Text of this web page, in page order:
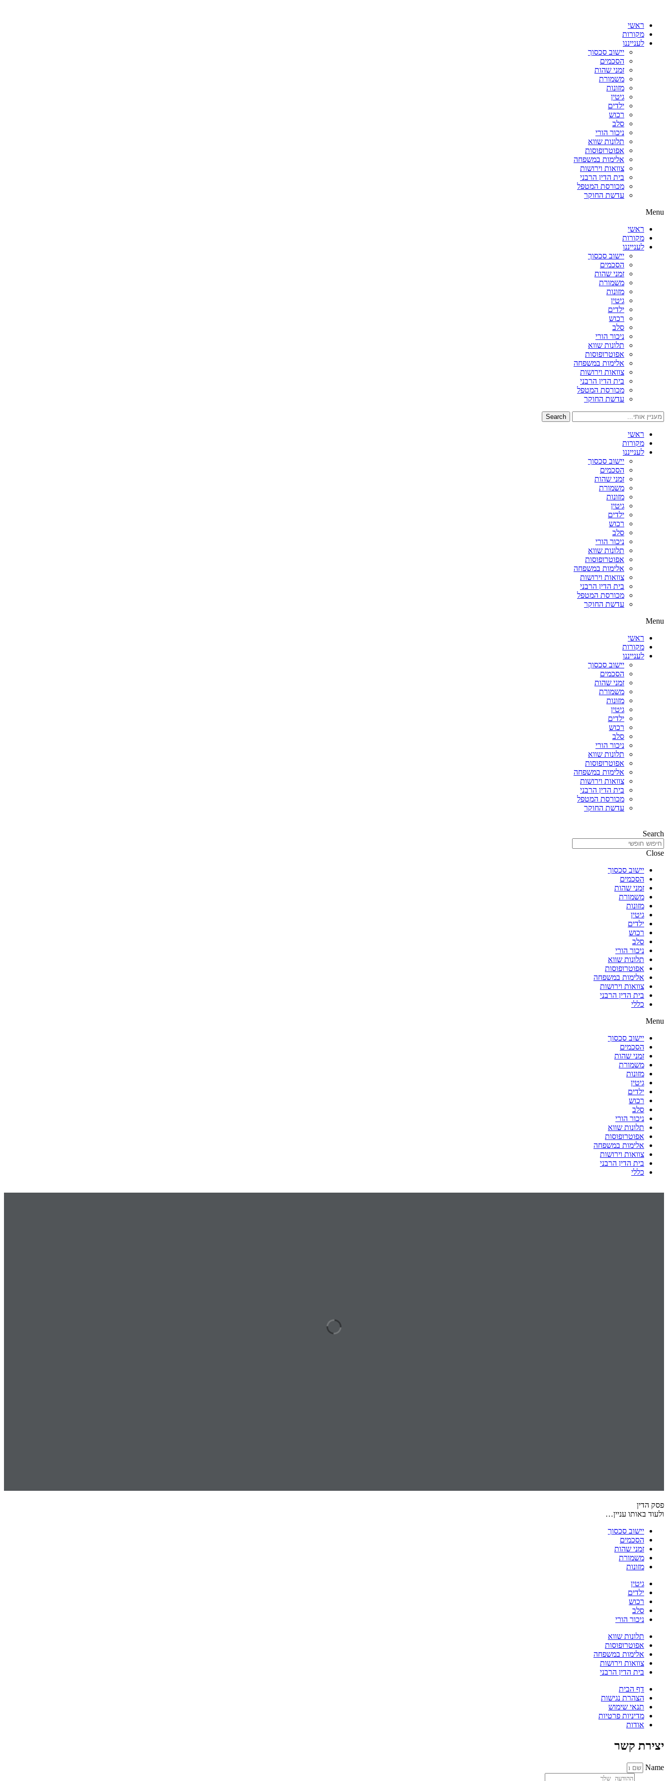
ראשי
מקורות
לענייננו
יישוב סכסוך
הסכמים
זמני שהות
משמורת
מזונות
גיטין
ילדים
רכוש
סלב
ניכור הורי
תלונות שווא
אפוטרופוסות
אלימות במשפחה
צוואות וירושות
בית הדין הרבני
מכורסת המטפל
עדשת החוקר
Menu
ראשי
מקורות
לענייננו
יישוב סכסוך
הסכמים
זמני שהות
משמורת
מזונות
גיטין
ילדים
רכוש
סלב
ניכור הורי
תלונות שווא
אפוטרופוסות
אלימות במשפחה
צוואות וירושות
בית הדין הרבני
מכורסת המטפל
עדשת החוקר
Search
ראשי
מקורות
לענייננו
יישוב סכסוך
הסכמים
זמני שהות
משמורת
מזונות
גיטין
ילדים
רכוש
סלב
ניכור הורי
תלונות שווא
אפוטרופוסות
אלימות במשפחה
צוואות וירושות
בית הדין הרבני
מכורסת המטפל
עדשת החוקר
Menu
ראשי
מקורות
לענייננו
יישוב סכסוך
הסכמים
זמני שהות
משמורת
מזונות
גיטין
ילדים
רכוש
סלב
ניכור הורי
תלונות שווא
אפוטרופוסות
אלימות במשפחה
צוואות וירושות
בית הדין הרבני
מכורסת המטפל
עדשת החוקר
Search
Close
יישוב סכסוך
הסכמים
זמני שהות
משמורת
מזונות
גיטין
ילדים
רכוש
סלב
ניכור הורי
תלונות שווא
אפוטרופוסות
אלימות במשפחה
צוואות וירושות
בית הדין הרבני
כללי
Menu
יישוב סכסוך
הסכמים
זמני שהות
משמורת
מזונות
גיטין
ילדים
רכוש
סלב
ניכור הורי
תלונות שווא
אפוטרופוסות
אלימות במשפחה
צוואות וירושות
בית הדין הרבני
כללי
פסק הדין
ולעוד באותו עניין…
יישוב סכסוך
הסכמים
זמני שהות
משמורת
מזונות
גיטין
ילדים
רכוש
סלב
ניכור הורי
תלונות שווא
אפוטרופוסות
אלימות במשפחה
צוואות וירושות
בית הדין הרבני
דף הבית
הצהרת נגישות
תנאי שימוש
מדיניות פרטיות
אודות
יצירת קשר
Name